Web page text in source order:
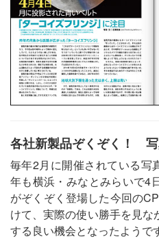
各社新製品ぞくぞく！
毎年2月に開催されている写
年も横浜・みなとみらいで4
がぞくぞく登場した今回のCP
けて、実際の使い勝手を見
する良い機会となったようで